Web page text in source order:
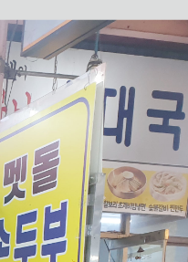
싱싱건어물THE맛있는반찬
010-2436-1429
구월로276번길 56